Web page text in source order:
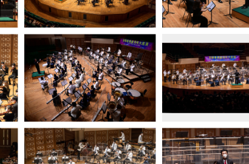
05/2026 - 07/2027
2026-27音乐创演 MO x e-乐团 (6月
11日截止报名)
09/2026 - 12/2026
音乐展览 – 古琴篇